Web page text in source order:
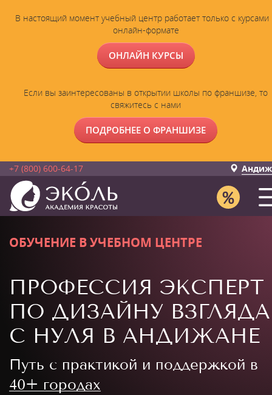
В настоящий момент учебный центр работает только с курсами
онлайн-формате
ОНЛАЙН КУРСЫ
Если вы заинтересованы в открытии школы по франшизе, то
свяжитесь с нами
ПОДРОБНЕЕ О ФРАНШИЗЕ
+7 (800) 600-64-17
ОБУЧЕНИЕ В УЧЕБНОМ ЦЕНТРЕ
ПРОФЕССИЯ ЭКСПЕРТ
ПО ДИЗАЙНУ ВЗГЛЯДА
С НУЛЯ В АНДИЖАНЕ
Путь с практикой и поддержкой в
40+ городах